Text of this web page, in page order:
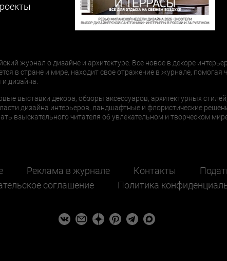
журнал о дизайне и архитектуре. Все новое в декоре
в стране и мире, находит свое отражение в журнале, помогая
дизайна.
выставки декора, обзоры аксессуаров, архитектурных
дизайна интерьеров, ландшафтные и флористические
взыскательного читателя об увлекательном и творческом
Реклама в журнале Контакты
соглашение
Политика